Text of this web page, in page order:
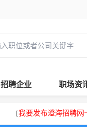
招聘企业 职场资
[我要发布澄海招聘网